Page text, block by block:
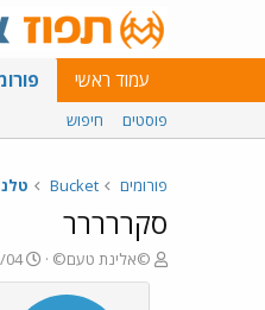
עמוד ראשי
פוסטים חיפוש
פורומים Bucket
סקררררר
פ
ו
©אלינת טעם©
פ
ו
04